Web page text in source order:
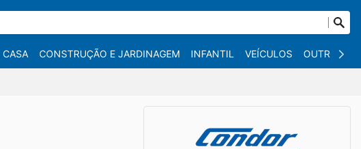
CASA CONSTRUÇÃO E JARDINAGEM INFANTIL VEÍCULOS OUTROS